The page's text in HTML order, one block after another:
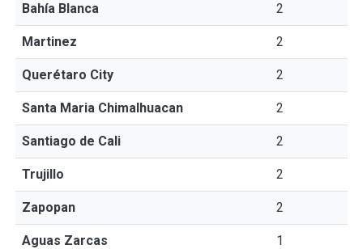
Bahía Blanca 2
Martinez 2
Querétaro City 2
Santa Maria Chimalhuacan 2
Santiago de Cali 2
Trujillo 2
Zapopan 2
Aguas Zarcas 1